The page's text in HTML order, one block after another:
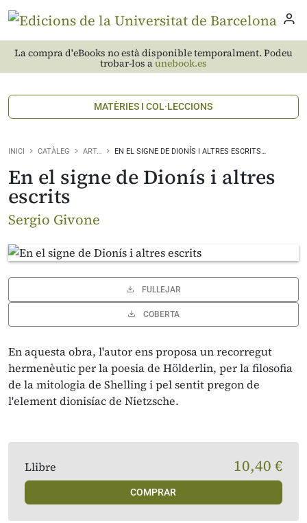
La compra d'eBooks no està disponible temporalment. Podeu
trobar-los aunebook.es
MATÈRIES I COL·LECCIONS
INICI CATÀLEG ART… EN EL SIGNE DE DIONÍS I ALTRES ESCRITS…
En el signe de Dionís i altres
escrits
Sergio Givone
FULLEJAR
COBERTA
En aquesta obra, l'autor ens proposa un recorregut
hermenèutic per la poesia de Hölderlin, per la filosofia
de la mitologia de Shelling i pel sentit pregon de
l'element dionisíac de Nietzsche.
Llibre 10,40 €
COMPRAR